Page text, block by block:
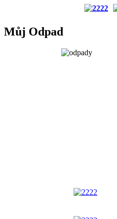
Můj Odpad